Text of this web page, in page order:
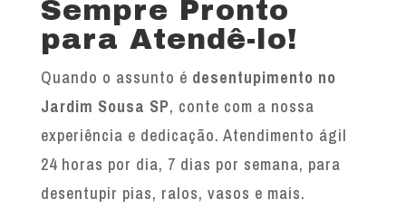
Sempre Pronto
para Atendê-lo!
Quando o assunto é desentupimento no
Jardim Sousa SP, conte com a nossa
experiência e dedicação. Atendimento ágil
24 horas por dia, 7 dias por semana, para
desentupir pias, ralos, vasos e mais.